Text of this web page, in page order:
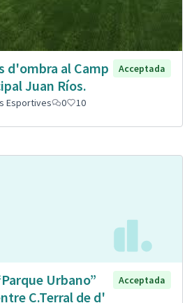
d'ombra al Camp
Juan Ríos.
Acceptada
Esportives 0 10
Urbano”
C.Terral de d'
Acceptada